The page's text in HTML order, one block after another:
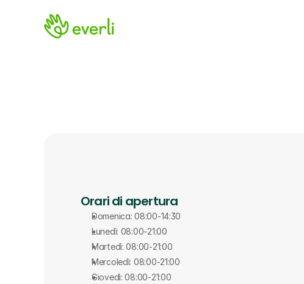
Orari di apertura
Domenica: 08:00-14:30
Lunedì: 08:00-21:00
Martedì: 08:00-21:00
Mercoledì: 08:00-21:00
Giovedì: 08:00-21:00